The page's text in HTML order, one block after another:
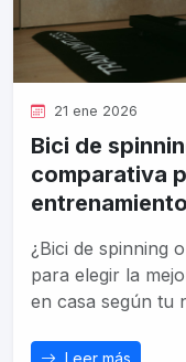
21 ene 2026
Bici de
comparativa
¿Bici de spinning
para elegir la
en casa según tu
Leer más